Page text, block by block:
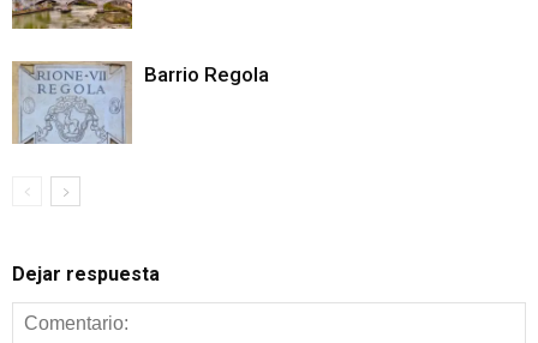
Barrio Regola
Dejar respuesta